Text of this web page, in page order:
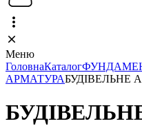
Меню
ГоловнаКаталог
АРМАТУРАБУДІВЕЛЬНЕ